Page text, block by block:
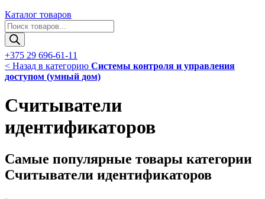
Каталог товаров
Поиск
товаров
+375 29 696-61-11
< Назад в категорию Системы контроля и управления
доступом (умный дом)
Считыватели
идентификаторов
Самые популярные товары категории
Считыватели идентификаторов